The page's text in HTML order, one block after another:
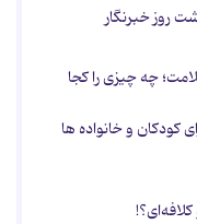
روز خبرنگار
چه چیزی را کجا
کودکان و خانواده ها